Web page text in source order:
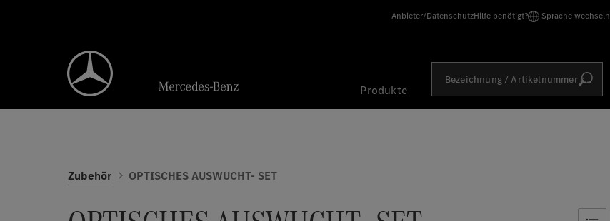
Anbieter/DatenschutzHilfe benötigt? Sprache wechseln
Produkte
Bezeichnung / Artikelnummer suchen
Zubehör OPTISCHES AUSWUCHT- SET